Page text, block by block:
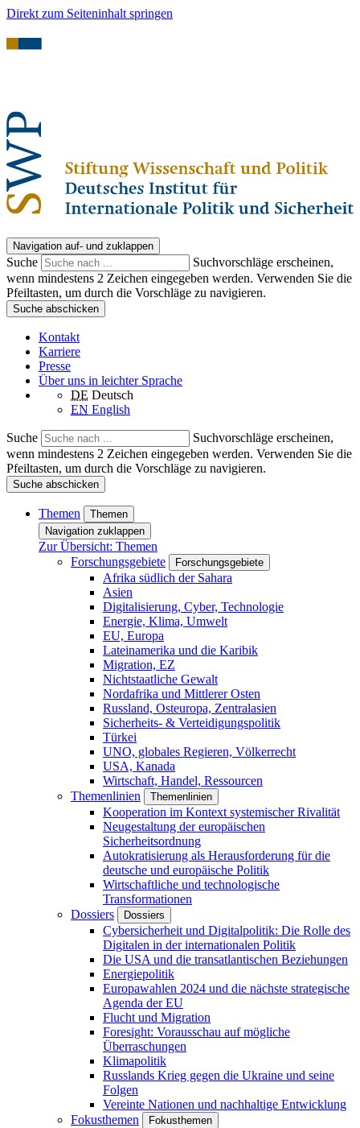
Direkt zum Seiteninhalt springen
Navigation auf- und zuklappen
Suche
Suchvorschläge erscheinen,
wenn mindestens 2 Zeichen eingegeben werden. Verwenden Sie die
Pfeiltasten, um durch die Vorschläge zu navigieren.
Suche abschicken
Kontakt
Karriere
Presse
Über uns in leichter Sprache
DE Deutsch
EN English
Suche
Suchvorschläge erscheinen,
wenn mindestens 2 Zeichen eingegeben werden. Verwenden Sie die
Pfeiltasten, um durch die Vorschläge zu navigieren.
Suche abschicken
Themen
Themen
Navigation zuklappen
Zur Übersicht: Themen
Forschungsgebiete
Forschungsgebiete
Afrika südlich der Sahara
Asien
Digitalisierung, Cyber, Technologie
Energie, Klima, Umwelt
EU, Europa
Lateinamerika und die Karibik
Migration, EZ
Nichtstaatliche Gewalt
Nordafrika und Mittlerer Osten
Russland, Osteuropa, Zentralasien
Sicherheits- & Verteidigungspolitik
Türkei
UNO, globales Regieren, Völkerrecht
USA, Kanada
Wirtschaft, Handel, Ressourcen
Themenlinien
Themenlinien
Kooperation im Kontext systemischer Rivalität
Neugestaltung der europäischen
Sicherheitsordnung
Autokratisierung als Herausforderung für die
deutsche und europäische Politik
Wirtschaftliche und technologische
Transformationen
Dossiers
Dossiers
Cybersicherheit und Digitalpolitik: Die Rolle des
Digitalen in der internationalen Politik
Die USA und die transatlantischen Beziehungen
Energiepolitik
Europawahlen 2024 und die nächste strategische
Agenda der EU
Flucht und Migration
Foresight: Vorausschau auf mögliche
Überraschungen
Klimapolitik
Russlands Krieg gegen die Ukraine und seine
Folgen
Vereinte Nationen und nachhaltige Entwicklung
Fokusthemen
Fokusthemen